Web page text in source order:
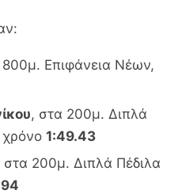
800μ. Επιφάνεια Νέων,
, στα 200μ. Διπλά
1:49.43
στα 200μ. Διπλά Πέδιλα